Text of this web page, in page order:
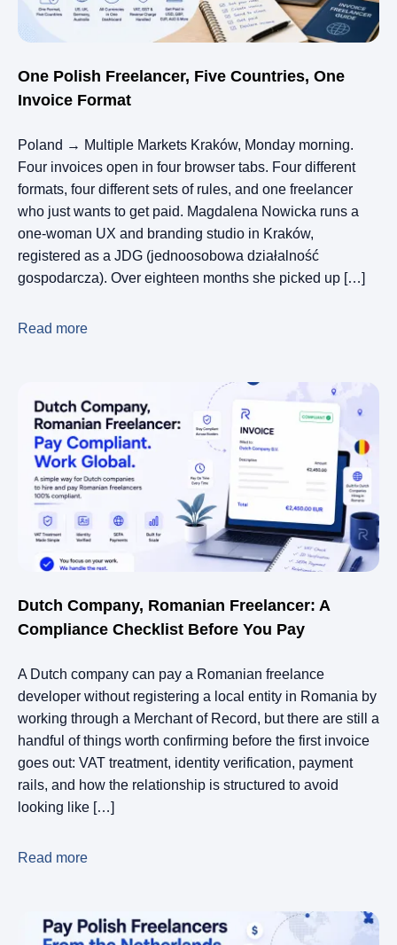
One Polish Freelancer, Five Countries, One
Invoice Format
Poland → Multiple Markets Kraków, Monday morning.
Four invoices open in four browser tabs. Four different
formats, four different sets of rules, and one freelancer
who just wants to get paid. Magdalena Nowicka runs a
one-woman UX and branding studio in Kraków,
registered as a JDG (jednoosobowa działalność
gospodarcza). Over eighteen months she picked up […]
Read more
Dutch Company, Romanian Freelancer: A
Compliance Checklist Before You Pay
A Dutch company can pay a Romanian freelance
developer without registering a local entity in Romania by
working through a Merchant of Record, but there are still a
handful of things worth confirming before the first invoice
goes out: VAT treatment, identity verification, payment
rails, and how the relationship is structured to avoid
looking like […]
Read more